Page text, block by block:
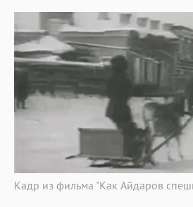
Кадр из фильма "Как Айдаров